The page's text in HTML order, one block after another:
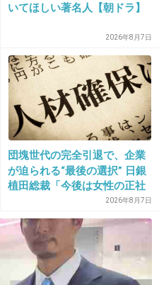
-19
ひたすら飽きるまで
たいぃ！(涙)
+18 -2
+11 -22
いてほしい著名人【朝ドラ】
2026年8月7日
団塊世代の完全引退で、企業
が迫られる“最後の選択” 日銀
植田総裁「今後は女性の正社
員化と外国人の人材活用が
鍵」
2026年8月7日